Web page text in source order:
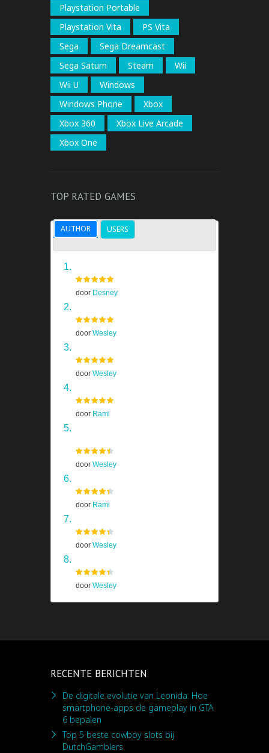
Playstation Portable
Playstation Vita
PS Vita
Sega
Sega Dreamcast
Sega Saturn
Steam
Wii
Wii U
Windows
Windows Phone
Xbox
Xbox 360
Xbox Live Arcade
Xbox One
TOP RATED GAMES
AUTHOR USERS
door Desney
door Wesley
door Wesley
door Rami
door Wesley
door Rami
door Wesley
door Wesley
RECENTE BERICHTEN
De digitale evolutie van Leonida: Hoe
smartphone-apps de gameplay in GTA
6 bepalen
Top 5 beste cowboy slots bij
DutchGamblers